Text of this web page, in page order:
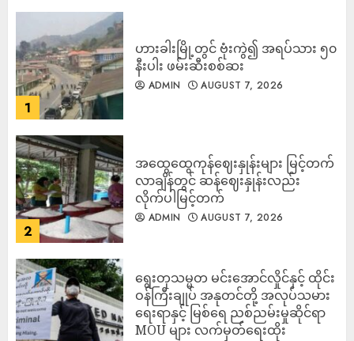
1
ဟားခါးမြို့တွင် ဗုံးကွဲ၍ အရပ်သား ၅၀
နီးပါး ဖမ်းဆီးစစ်ဆး
ADMIN AUGUST 7, 2026
2
အထွေထွေကုန်ဈေးနှုန်းများ မြင့်တက်
လာချိန်တွင် ဆန်ဈေးနှုန်းလည်း
လိုက်ပါမြင့်တက်
ADMIN AUGUST 7, 2026
ရွေးတုသမ္မတ မင်းအောင်လှိုင်နှင့် ထိုင်း
ဝန်ကြီးချုပ် အနုတင်တို့ အလုပ်သမား
ရေးရာနှင့် မြစ်ရေ ညစ်ညမ်းမှုဆိုင်ရာ
MOU များ လက်မှတ်ရေးထိုး